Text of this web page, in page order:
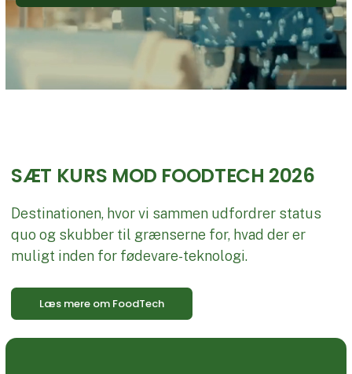
SÆT KURS MOD FOODTECH 2026
Destinationen, hvor vi sammen udfordrer status
quo og skubber til grænserne for, hvad der er
muligt inden for fødevare-teknologi.
Læs mere om FoodTech